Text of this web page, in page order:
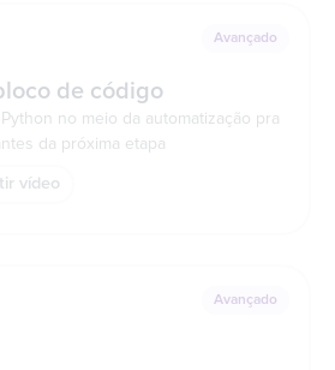
Avançado
de código
no meio da automatização pra
da próxima etapa
vídeo
Avançado